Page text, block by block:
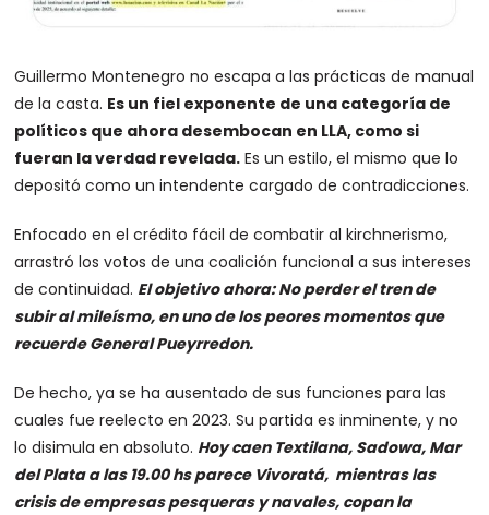
Guillermo Montenegro no escapa a las prácticas de manual
de la casta. Es un fiel exponente de una categoría de
políticos que ahora desembocan en LLA, como si
fueran la verdad revelada. Es un estilo, el mismo que lo
depositó como un intendente cargado de contradicciones.
Enfocado en el crédito fácil de combatir al kirchnerismo,
arrastró los votos de una coalición funcional a sus intereses
de continuidad. El objetivo ahora: No perder el tren de
subir al mileísmo, en uno de los peores momentos que
recuerde General Pueyrredon.
De hecho, ya se ha ausentado de sus funciones para las
cuales fue reelecto en 2023. Su partida es inminente, y no
lo disimula en absoluto. Hoy caen Textilana, Sadowa, Mar
del Plata a las 19.00 hs parece Vivoratá, mientras las
crisis de empresas pesqueras y navales, copan la